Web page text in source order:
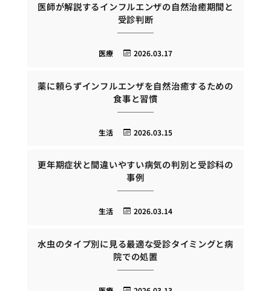
医師が解説するインフルエンザの自然治癒期間と
受診判断
2026.03.17
医療
薬に頼らずインフルエンザを自然治癒するための
食事と習慣
2026.03.15
生活
更年期症状と間違いやすい病気の判別と受診科の
事例
2026.03.14
生活
水虫のタイプ別に見る最適な受診タイミングと病
院での処置